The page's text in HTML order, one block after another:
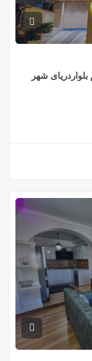
در ۳۰متری دوم بلواردریای شهر